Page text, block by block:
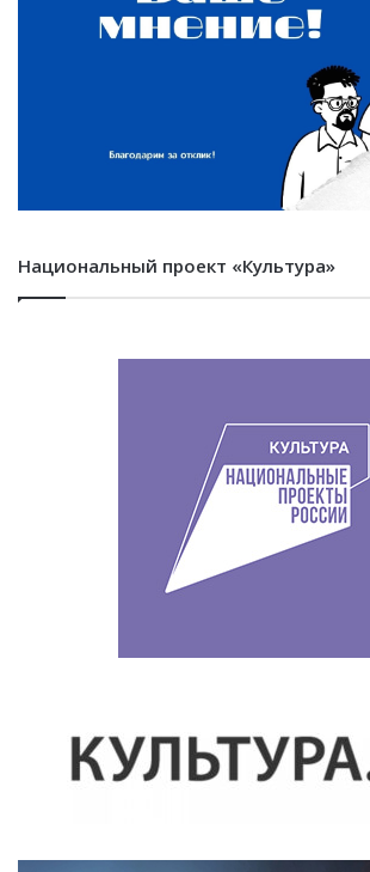
Национальный проект «Культура»